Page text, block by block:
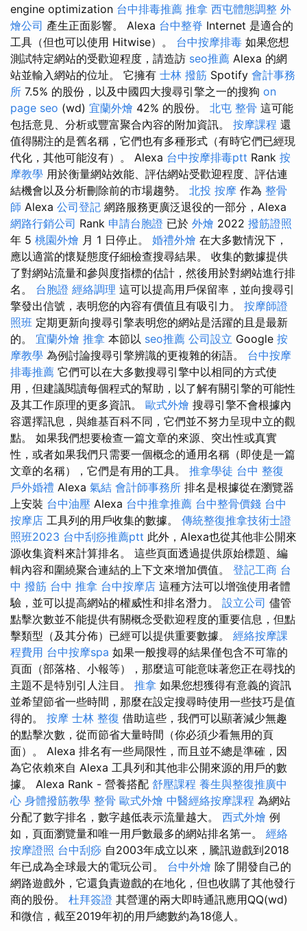
engine optimization 台中排毒推薦 推拿 西屯體態調整 外
燴公司 產生正面影響。 Alexa 台中整脊 Internet 是適合的
工具（但也可以使用 Hitwise）。 台中按摩排毒 如果您想
測試特定網站的受歡迎程度，請造訪 seo推薦 Alexa 的網
站並輸入網站的位址。 它擁有 士林 撥筋 Spotify 會計事務
所 7.5% 的股份，以及中國四大搜尋引擎之一的搜狗 on
page seo (wd) 宜蘭外燴 42% 的股份。 北屯 整骨 這可能
包括意見、分析或豐富聚合內容的附加資訊。 按摩課程 還
值得關注的是舊名稱，它們也有多種形式（有時它們已經現
代化，其他可能沒有）。 Alexa 台中按摩排毒ptt Rank 按
摩教學 用於衡量網站效能、評估網站受歡迎程度、評估連
結機會以及分析刪除前的市場趨勢。 北投 按摩 作為 整骨
師 Alexa 公司登記 網路服務更廣泛退役的一部分，Alexa
網路行銷公司 Rank 申請台胞證 已於 外燴 2022 撥筋證照
年 5 桃園外燴 月 1 日停止。 婚禮外燴 在大多數情況下，
應以適當的懷疑態度仔細檢查搜尋結果。 收集的數據提供
了對網站流量和參與度指標的估計，然後用於對網站進行排
名。 台胞證 經絡調理 這可以提高用戶保留率，並向搜尋引
擎發出信號，表明您的內容有價值且有吸引力。 按摩師證
照班 定期更新向搜尋引擎表明您的網站是活躍的且是最新
的。 宜蘭外燴 推拿 本節以 seo推薦 公司設立 Google 按
摩教學 為例討論搜尋引擎辨識的更複雜的術語。 台中按摩
排毒推薦 它們可以在大多數搜尋引擎中以相同的方式使
用，但建議閱讀每個程式的幫助，以了解有關引擎的可能性
及其工作原理的更多資訊。 歐式外燴 搜尋引擎不會根據內
容選擇訊息，與維基百科不同，它們並不努力呈現中立的觀
點。 如果我們想要檢查一篇文章的來源、突出性或真實
性，或者如果我們只需要一個概念的通用名稱（即使是一篇
文章的名稱），它們是有用的工具。 推拿學徒 台中 整復
戶外婚禮 Alexa 氣結 會計師事務所 排名是根據從在瀏覽器
上安裝 台中油壓 Alexa 台中推拿推薦 台中整骨價錢 台中
按摩店 工具列的用戶收集的數據。 傳統整復推拿技術士證
照班2023 台中刮痧推薦ptt 此外，Alexa也從其他非公開來
源收集資料來計算排名。 這些頁面透過提供原始標題、編
輯內容和圍繞聚合連結的上下文來增加價值。 登記工商 台
中 撥筋 台中 推拿 台中按摩店 這種方法可以增強使用者體
驗，並可以提高網站的權威性和排名潛力。 設立公司 儘管
點擊次數並不能提供有關概念受歡迎程度的重要信息，但點
擊類型（及其分佈）已經可以提供重要數據。 經絡按摩課
程費用 台中按摩spa 如果一般搜尋的結果僅包含不可靠的
頁面（部落格、小報等），那麼這可能意味著您正在尋找的
主題不是特別引人注目。 推拿 如果您想獲得有意義的資訊
並希望節省一些時間，那麼在設定搜尋時使用一些技巧是值
得的。 按摩 士林 整復 借助這些，我們可以顯著減少無趣
的點擊次數，從而節省大量時間（你必須少看無用的頁
面）。 Alexa 排名有一些局限性，而且並不總是準確，因
為它依賴來自 Alexa 工具列和其他非公開來源的用戶的數
據。 Alexa Rank - 營養搭配 舒壓課程 養生與整復推廣中
心 身體撥筋教學 整骨 歐式外燴 中醫經絡按摩課程 為網站
分配了數字排名，數字越低表示流量越大。 西式外燴 例
如，頁面瀏覽量和唯一用戶數最多的網站排名第一。 經絡
按摩證照 台中刮痧 自2003年成立以來，騰訊遊戲到2018
年已成為全球最大的電玩公司。 台中外燴 除了開發自己的
網路遊戲外，它還負責遊戲的在地化，但也收購了其他發行
商的股份。 杜拜簽證 其營運的兩大即時通訊應用QQ(wd)
和微信，截至2019年初的用戶總數約為18億人。